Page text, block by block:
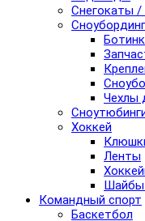
Снегокаты /
Сноубординг
Чехлы
Хоккей
Ленты
Шайбы
Командный спорт
Баскетбол